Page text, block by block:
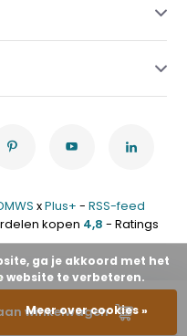
winkelwagen
xPlus+ - RSS-feed
kopen 4,8 - Ratings
ga je akkoord met het
website te verbeteren.
Meer over cookies »